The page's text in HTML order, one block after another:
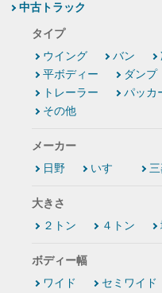
中古トラック
タイプ
ウイング
バン
平ボディー
ダンプ
トレーラー
パッカ
その他
メーカー
日野
いすゞ
大きさ
２トン
４トン
ボディー幅
ワイド
セミワイド